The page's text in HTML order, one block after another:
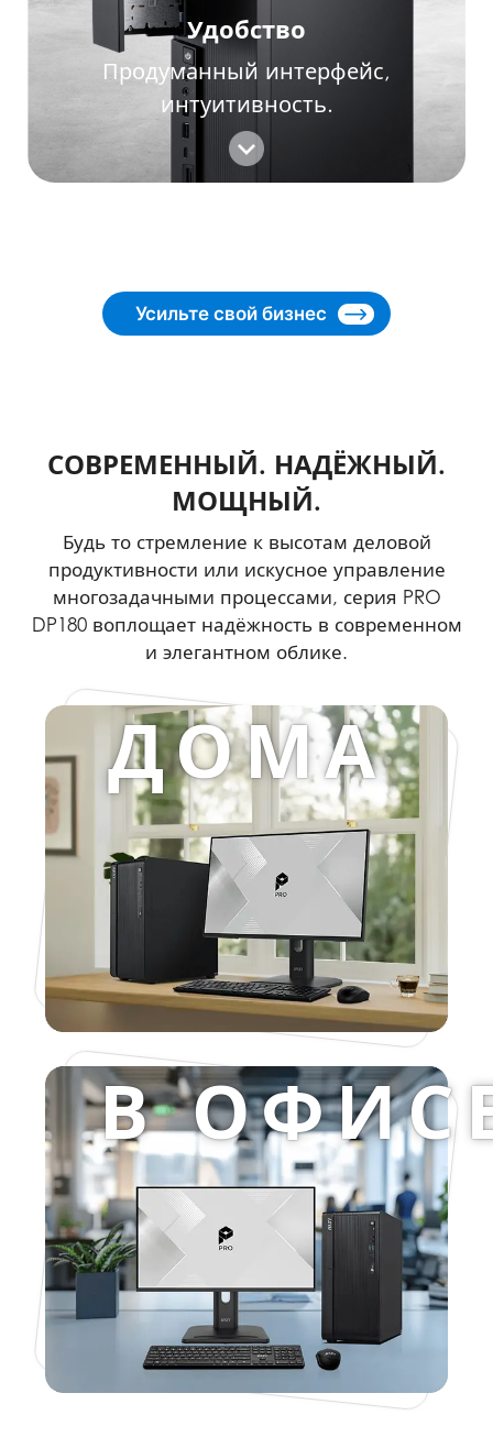
Удобство
Продуманный интерфейс,
интуитивность.
Усильте свой бизнес
СОВРЕМЕННЫЙ. НАДЁЖНЫЙ.
МОЩНЫЙ.
Будь то стремление к высотам деловой
продуктивности или искусное управление
многозадачными процессами, серия PRO
DP180 воплощает надёжность в современном
и элегантном облике.
ДОМА
В